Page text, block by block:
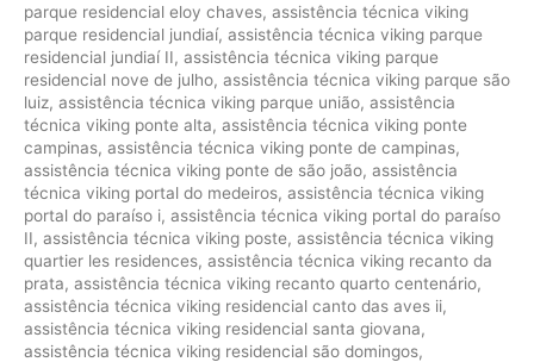
parque residencial eloy chaves, assistência técnica viking
parque residencial jundiaí, assistência técnica viking parque
residencial jundiaí II, assistência técnica viking parque
residencial nove de julho, assistência técnica viking parque são
luiz, assistência técnica viking parque união, assistência
técnica viking ponte alta, assistência técnica viking ponte
campinas, assistência técnica viking ponte de campinas,
assistência técnica viking ponte de são joão, assistência
técnica viking portal do medeiros, assistência técnica viking
portal do paraíso i, assistência técnica viking portal do paraíso
II, assistência técnica viking poste, assistência técnica viking
quartier les residences, assistência técnica viking recanto da
prata, assistência técnica viking recanto quarto centenário,
assistência técnica viking residencial canto das aves ii,
assistência técnica viking residencial santa giovana,
assistência técnica viking residencial são domingos,